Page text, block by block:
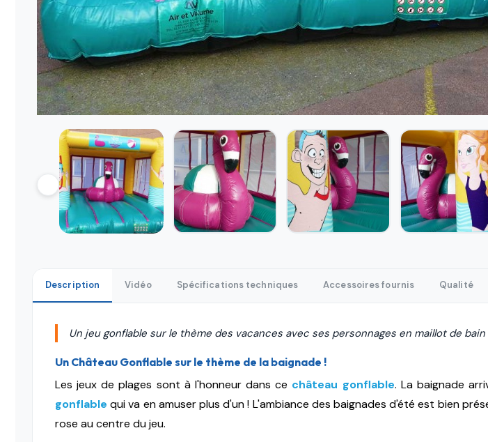
Description Vidéo Spécifications techniques Accessoires fournis Qualité
Un jeu gonflable sur le thème des vacances avec ses personnages en maillot de
Un Château Gonflable sur le thème de la baignade !
Les jeux de plages sont à l'honneur dans ce château gonflable. La baignade
gonflable qui va en amuser plus d'un ! L'ambiance des baignades d'été est bien
rose au centre du jeu.